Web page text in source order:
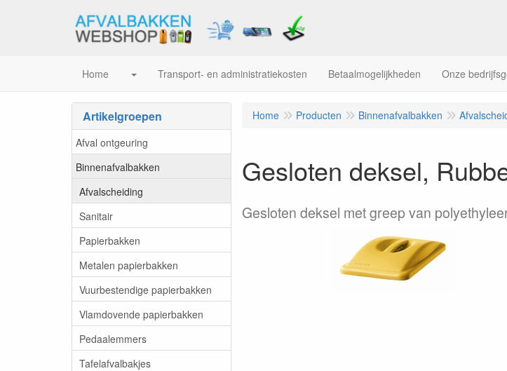
Home Transport- en administratiekosten Betaalmogelijkheden Onze
Artikelgroepen
Afval ontgeuring
Binnenafvalbakken
Afvalscheiding
Sanitair
Papierbakken
Metalen papierbakken
Vuurbestendige papierbakken
Vlamdovende papierbakken
Pedaalemmers
Tafelafvalbakjes
Home Producten Binnenafvalbakken
Gesloten deksel,
Gesloten deksel met greep van